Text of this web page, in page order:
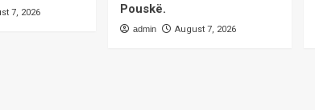
7, 2026
Pouskë.
admin August 7, 2026